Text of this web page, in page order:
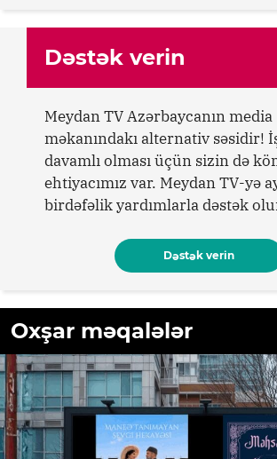
Dəstək verin
Meydan TV Azərbaycanın media
məkanındakı alternativ səsidir!
davamlı olması üçün sizin də
ehtiyacımız var. Meydan TV-yə
birdəfəlik yardımlarla dəstək
Dəstək verin
Oxşar məqalələr